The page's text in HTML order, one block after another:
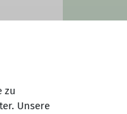
zu
Unsere